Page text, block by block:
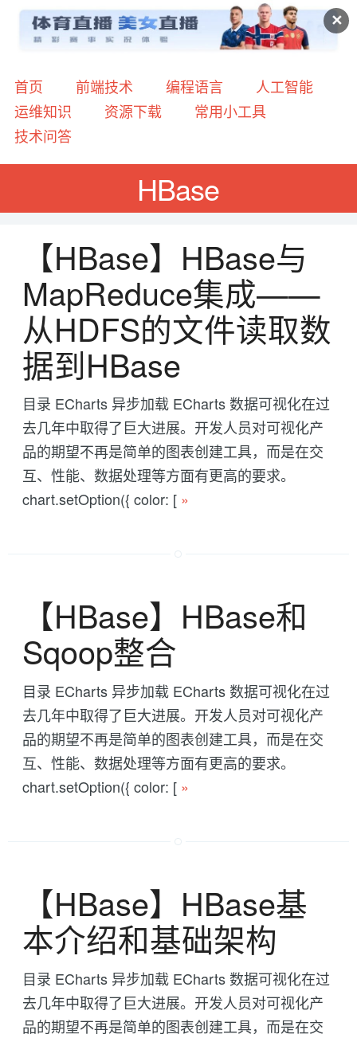
✕
首页 前端技术 编程语言
人工智能
运维知识
资源下载
常用小工具
技术问答
HBase
【HBase】HBase与
MapReduce集成——
从HDFS的文件读取数
据到HBase
目录 ECharts 异步加载 ECharts 数据可视化在过
去几年中取得了巨大进展。开发人员对可视化产
品的期望不再是简单的图表创建工具，而是在交
互、性能、数据处理等方面有更高的要求。
chart.setOption({ color: [ »
【HBase】HBase和
Sqoop整合
目录 ECharts 异步加载 ECharts 数据可视化在过
去几年中取得了巨大进展。开发人员对可视化产
品的期望不再是简单的图表创建工具，而是在交
互、性能、数据处理等方面有更高的要求。
chart.setOption({ color: [ »
【HBase】HBase基
本介绍和基础架构
目录 ECharts 异步加载 ECharts 数据可视化在过
去几年中取得了巨大进展。开发人员对可视化产
品的期望不再是简单的图表创建工具，而是在交